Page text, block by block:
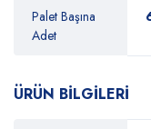
Palet Başına
Adet
ÜRÜN BİLGİLERİ